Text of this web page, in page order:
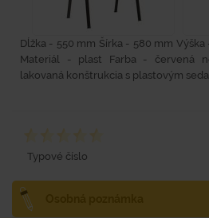
Dĺžka - 550 mm Šírka - 580 mm
Materiál - plast Farba - červená
lakovaná konštrukcia s plastovým
Typové číslo